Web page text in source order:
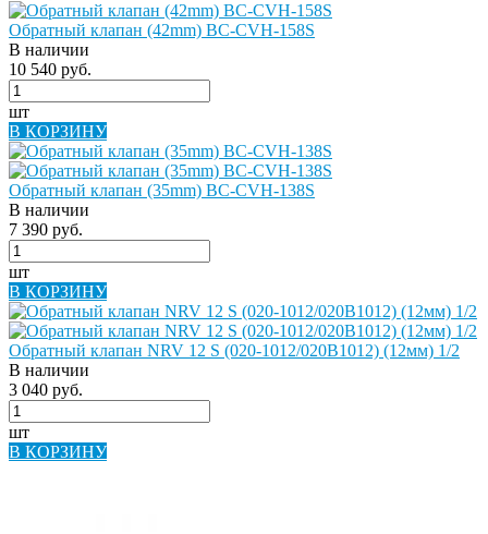
Обратный клапан (42mm) BC-CVH-158S
В наличии
10 540 руб.
шт
В КОРЗИНУ
Обратный клапан (35mm) BC-CVH-138S
В наличии
7 390 руб.
шт
В КОРЗИНУ
Обратный клапан NRV 12 S (020-1012/020B1012) (12мм) 1/2
В наличии
3 040 руб.
шт
В КОРЗИНУ